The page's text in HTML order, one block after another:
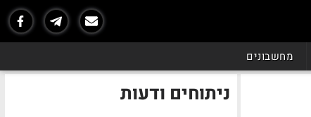
מחשבונים
ניתוחים ודעות